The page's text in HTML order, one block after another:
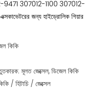
307012-1100 307012-
জন্য হাইড্রোলিক গিয়ার
কিকি
মূলত জেক্সেল, ডিজেল কিকি
/ হিটাচি / জেক্সেল